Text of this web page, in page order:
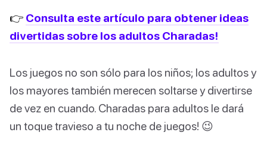
👉 Consulta este artículo para obtener ideas
divertidas sobre los adultos Charadas!
Los juegos no son sólo para los niños; los adultos y
los mayores también merecen soltarse y divertirse
de vez en cuando. Charadas para adultos le dará
un toque travieso a tu noche de juegos! 😉